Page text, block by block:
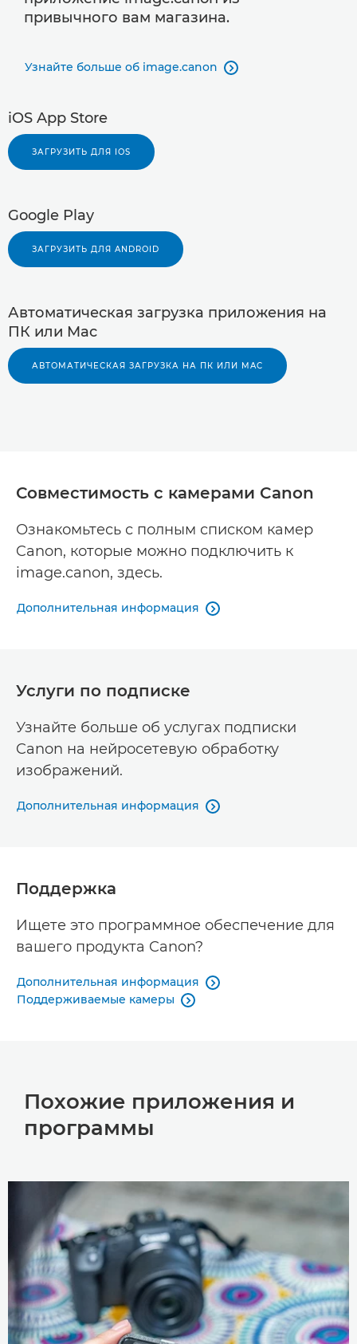
привычного вам магазина.
Узнайте больше об image.canon 
iOS App Store
ЗАГРУЗИТЬ ДЛЯ IOS
Google Play
ЗАГРУЗИТЬ ДЛЯ ANDROID
Автоматическая загрузка приложения на
ПК или Mac
АВТОМАТИЧЕСКАЯ ЗАГРУЗКА НА ПК ИЛИ MAC
Совместимость с камерами Canon
Ознакомьтесь с полным списком камер
Canon, которые можно подключить к
image.canon, здесь.
Дополнительная информация 
Услуги по подписке
Узнайте больше об услугах подписки
Canon на нейросетевую обработку
изображений.
Дополнительная информация 
Поддержка
Ищете это программное обеспечение для
вашего продукта Canon?
Дополнительная информация 
Поддерживаемые камеры 
Похожие приложения и
программы